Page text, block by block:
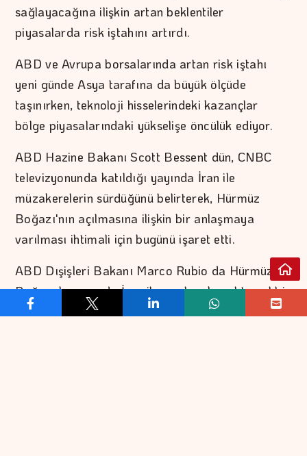
sağlayacağına ilişkin artan beklentiler
piyasalarda risk iştahını artırdı.
ABD ve Avrupa borsalarında artan risk iştahı
yeni günde Asya tarafına da büyük ölçüde
taşınırken, teknoloji hisselerindeki kazançlar
bölge piyasalarındaki yükselişe öncülük ediyor.
ABD Hazine Bakanı Scott Bessent dün, CNBC
televizyonunda katıldığı yayında İran ile
müzakerelerin sürdüğünü belirterek, Hürmüz
Boğazı'nın açılmasına ilişkin bir anlaşmaya
varılması ihtimali için bugünü işaret etti.
ABD Dışişleri Bakanı Marco Rubio da Hürmüz
Boğazı konusunda İran ile varılacak muhtemel bir
anlaşma konusunda, "Bu süreçte ilerleme